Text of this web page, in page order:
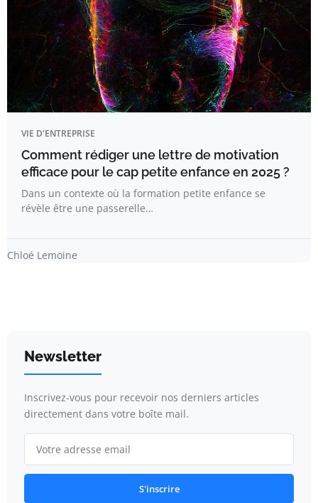
VIE D'ENTREPRISE
Comment rédiger une lettre de motivation
efficace pour le cap petite enfance en 2025 ?
Dans un contexte où la formation petite enfance se
révèle être une passerelle…
Chloé Lemoine
Newsletter
Inscrivez-vous pour recevoir nos derniers articles
directement dans votre boîte mail.
S'inscrire